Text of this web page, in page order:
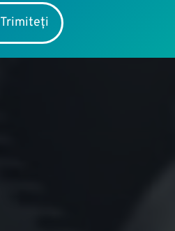
Trimiteți